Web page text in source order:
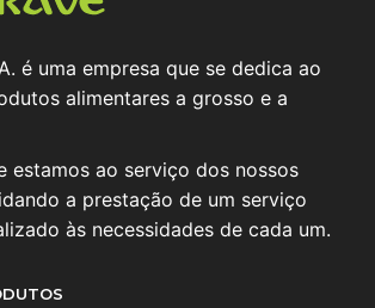
é uma empresa que se dedica ao
alimentares a grosso e a
estamos ao serviço dos nossos
a prestação de um serviço
às necessidades de cada um.